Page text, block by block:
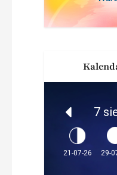
7
21-07-26 29-